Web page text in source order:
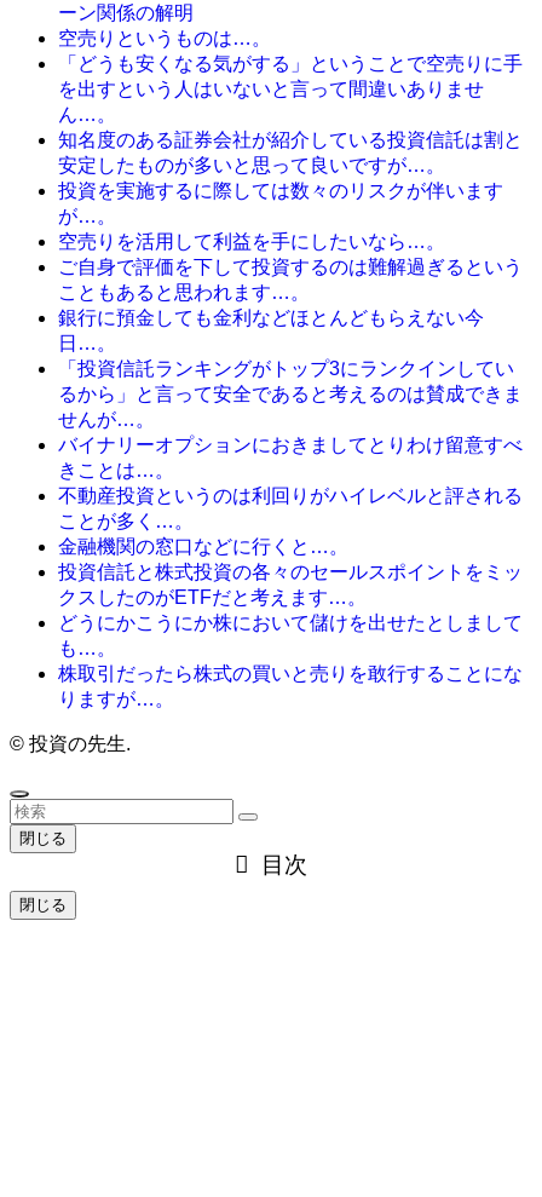
ーン関係の解明
空売りというものは…。
「どうも安くなる気がする」ということで空売りに手
を出すという人はいないと言って間違いありませ
ん…。
知名度のある証券会社が紹介している投資信託は割と
安定したものが多いと思って良いですが…。
投資を実施するに際しては数々のリスクが伴います
が…。
空売りを活用して利益を手にしたいなら…。
ご自身で評価を下して投資するのは難解過ぎるという
こともあると思われます…。
銀行に預金しても金利などほとんどもらえない今
日…。
「投資信託ランキングがトップ3にランクインしてい
るから」と言って安全であると考えるのは賛成できま
せんが…。
バイナリーオプションにおきましてとりわけ留意すべ
きことは…。
不動産投資というのは利回りがハイレベルと評される
ことが多く…。
金融機関の窓口などに行くと…。
投資信託と株式投資の各々のセールスポイントをミッ
クスしたのがETFだと考えます…。
どうにかこうにか株において儲けを出せたとしまして
も…。
株取引だったら株式の買いと売りを敢行することにな
りますが…。
© 投資の先生.
閉じる
目次
閉じる